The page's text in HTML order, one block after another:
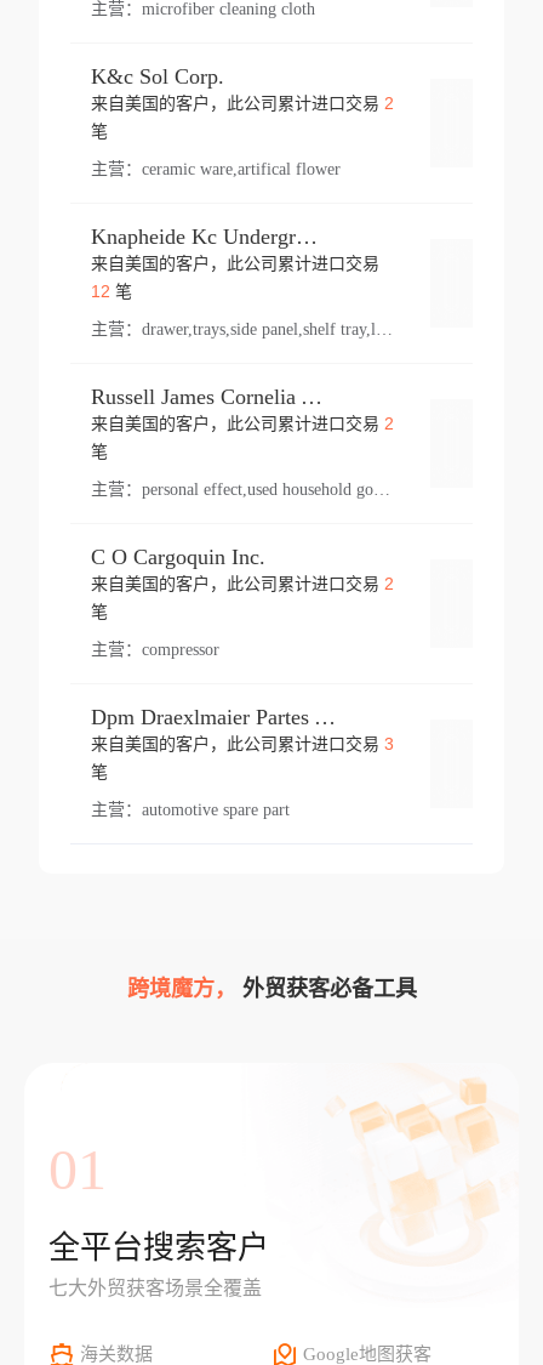
主营： microfiber cleaning cloth
K&c Sol Corp.
来自美国的客户，此公司累计进口交易 2
笔
主营： ceramic ware,artifical flower
Knapheide Kc Underground
来自美国的客户，此公司累计进口交易
12 笔
主营：
Russell James Cornelia Arlington Va
来自美国的客户，此公司累计进口交易 2
笔
主营： personal effect,used household goods
C O Cargoquin Inc.
来自美国的客户，此公司累计进口交易 2
笔
主营： compressor
Dpm Draexlmaier Partes Automotrices Corr Ind Huejotzingo
来自美国的客户，此公司累计进口交易 3
笔
主营： automotive spare part
跨境魔方， 外贸获客必备工具
01
全平台搜索客户
七大外贸获客场景全覆盖
海关数据 Google地图获客